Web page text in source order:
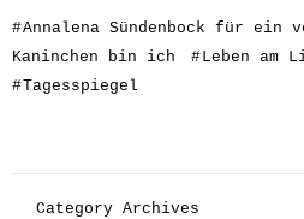
#Annalena Sündenbock für ein
Kaninchen bin ich
#Leben am
#Tagesspiegel
Category Archives